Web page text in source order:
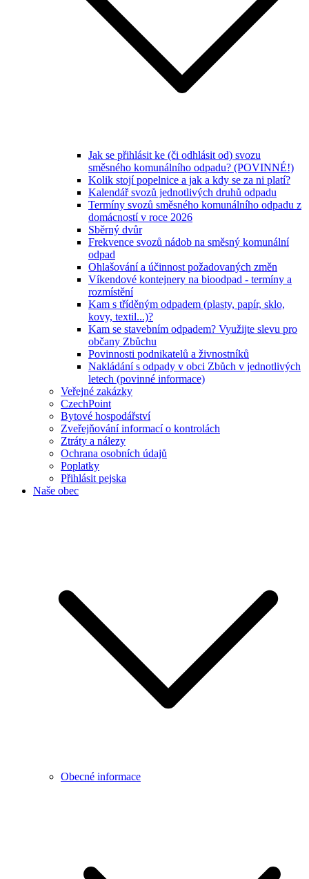
Jak se přihlásit ke (či odhlásit od) svozu
směsného komunálního odpadu? (POVINNÉ!)
Kolik stojí popelnice a jak a kdy se za ni platí?
Kalendář svozů jednotlivých druhů odpadu
Termíny svozů směsného komunálního odpadu z
domácností v roce 2026
Sběrný dvůr
Frekvence svozů nádob na směsný komunální
odpad
Ohlašování a účinnost požadovaných změn
Víkendové kontejnery na bioodpad - termíny a
rozmístění
Kam s tříděným odpadem (plasty, papír, sklo,
kovy, textil...)?
Kam se stavebním odpadem? Využijte slevu pro
občany Zbůchu
Povinnosti podnikatelů a živnostníků
Nakládání s odpady v obci Zbůch v jednotlivých
letech (povinné informace)
Veřejné zakázky
CzechPoint
Bytové hospodářství
Zveřejňování informací o kontrolách
Ztráty a nálezy
Ochrana osobních údajů
Poplatky
Přihlásit pejska
Naše obec
Obecné informace